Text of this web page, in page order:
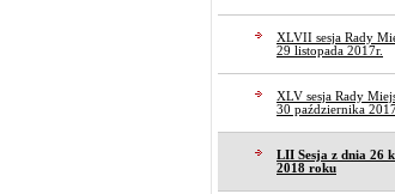
XLVII sesja Rady
29 listopada 2017r.
XLV sesja Rady
30 października
LII Sesja z dnia 26
2018 roku